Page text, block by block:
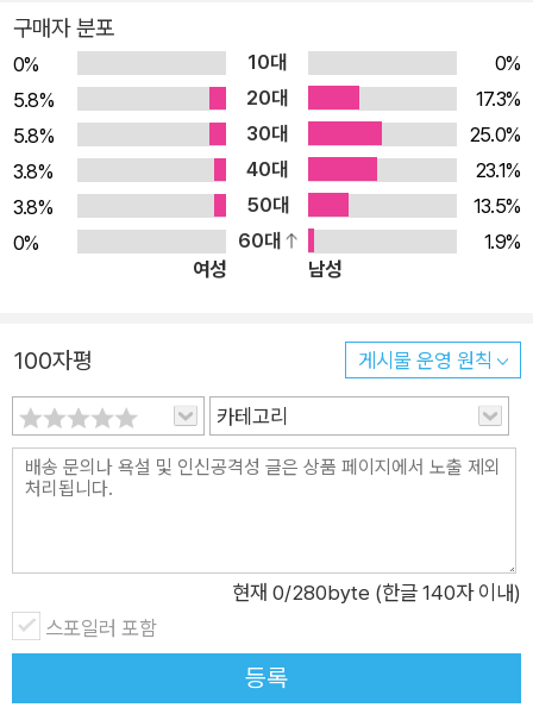
까?'
이것이 지금 내가 하고 있는 대부분의 일의 목표가 됐다.
서론이 조금 장황했던 것 같다. 세 가지 이야기만 하고 싶다.
우선 이 책의 신뢰성에 대한 이야기를 해야겠다.
나는 28년 가까이 디바이스 드라이버라고 부르는 분야에서 소위 전
문가라는 이야기를 들으면서 수많은 강의를 해왔으며, 지금도 코딩과
입원을 제공해 왔기 때문에 가장 많은 기술을 보유하고 있는 분야도
역시 마이크로소프트와 따로 떼어내어 생각할 수 없다. 자연스럽게
윈도우 쪽 기술에 의존하고 있는 셈이다. 물론 최근 안드로이드나 리
눅스 쪽의 시장이 요구되면서부터 조금씩 해당 운영체제의 지식을 습
득하는 과정 중에 있지만, 이 기술이 언제 회사 수입에 도움이 될지는
윈도우 디바이스 드라이버, USB 하드웨어 설계 및 프로토콜, PCI,
PCI Express 트랜잭션, 리눅스 커널포팅 및 디바이스 드라이버, Vx
이 책에서 다루는 내용 ★ ■ WDM(Windows Driver Model),
WDF(Windows Driver Framework) 두 가지 윈도우 드라이
버 개발 모델 ■ ATA/SATA 인터페이스에 대한 소개와 드라이버
개발 방법 ■ SCSI 미니포트, Storport 미니포트 윈도우 드라이
버 개발 방법 ■ PCIe(PCI Express) 버스상에서 운용되는 NV
Me(Non Volatile Memory Express) 스토리지 드라이버 개발
방법 ■ 멀티터치 스크린, 멀티터치 패드와 HID 인터페이스에 대
한 소개 및 드라이버 개발 방법 ■ I2C 버스를 사용하는 하드웨
해 및 오디오 드라이버 개발 방법 ■ 오디오/비디오 스트림을 동
시 지원하는 AVStream 모델 ■ 윈도우가 지원하는 64비트 커
널을 위한 커널 패치 가드(Kernel Patch Guard) ■ PCIe 인터
페이스에 대한 소개 및 MSI(Message Signal Interrupt) 인터
럽트를 다루는 방법 ★ 이 책의 대상 독자 ★ 이 책을 제대로 활
시스템에 대한 관심과 특히 윈도우 커널에 대한 기본 지식이 있어
야 책에서 제공하는 정보를 최대한 얻어갈 수 있다. 멀티터치, 디
스크(스토리지), 오디오, PCIe 등의 하드웨어를 다루고 있거나
다뤄야 하는 독자들이라면 이 책을 통해 매우 유용한 정보를 얻을
수 있다.
구매자 분포
0% 10대
0%
5.8%
20대
17.3%
5.8%
30대
25.0%
3.8%
40대
23.1%
3.8%
50대
13.5%
0%
60대
1.9%
여성
남성
100자평 게시물 운영 원칙
카테고리
현재 0/280byte (한글 140자 이내)
스포일러 포함
등록